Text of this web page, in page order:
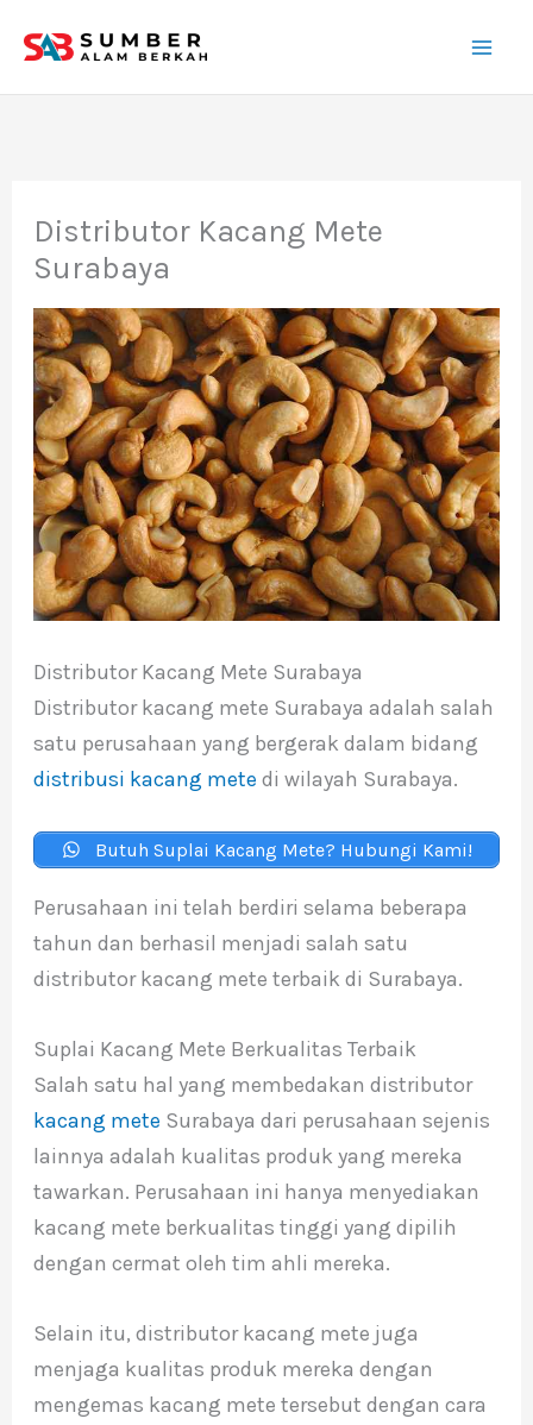
konten
Distributor Kacang Mete
Surabaya
Distributor Kacang Mete Surabaya
Distributor kacang mete Surabaya adalah salah
satu perusahaan yang bergerak dalam bidang
distribusi kacang mete di wilayah Surabaya.
Butuh Suplai Kacang Mete? Hubungi Kami!
Perusahaan ini telah berdiri selama beberapa
tahun dan berhasil menjadi salah satu
distributor kacang mete terbaik di Surabaya.
Suplai Kacang Mete Berkualitas Terbaik
Salah satu hal yang membedakan distributor
kacang mete Surabaya dari perusahaan sejenis
lainnya adalah kualitas produk yang mereka
tawarkan. Perusahaan ini hanya menyediakan
kacang mete berkualitas tinggi yang dipilih
dengan cermat oleh tim ahli mereka.
Selain itu, distributor kacang mete juga
menjaga kualitas produk mereka dengan
mengemas kacang mete tersebut dengan cara